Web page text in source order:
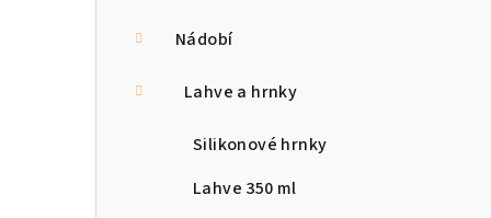
Nádobí
Lahve a hrnky
Silikonové hrnky
Lahve 350 ml